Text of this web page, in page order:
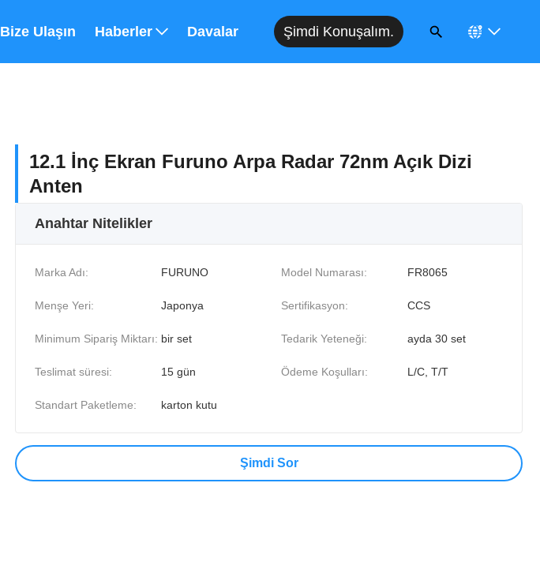
Bize Ulaşın Haberler Davalar Şimdi Konuşalım.
12.1 İnç Ekran Furuno Arpa Radar 72nm Açık Dizi
Anten
Anahtar Nitelikler
Marka Adı: FURUNO Model Numarası: FR8065
Menşe Yeri: Japonya Sertifikasyon: CCS
Minimum Sipariş Miktarı: bir set Tedarik Yeteneği: ayda 30 set
Teslimat süresi: 15 gün Ödeme Koşulları: L/C, T/T
Standart Paketleme: karton kutu
Şimdi Sor